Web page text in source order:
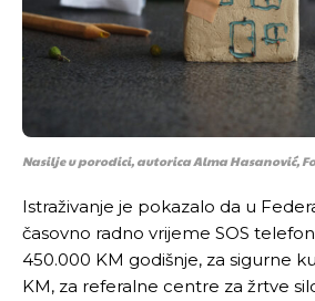
Nasilje u porodici, autorica Alma Hasanović,
Istraživanje je pokazalo da u
časovno radno vrijeme SOS
450.000 KM godišnje, za sigurne
KM, za referalne centre za žrtve